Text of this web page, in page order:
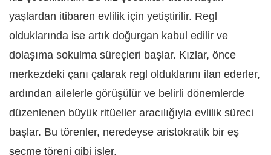
yaşlardan itibaren evlilik için yetiştirilir. Regl
olduklarında ise artık doğurgan kabul edilir ve
dolaşıma sokulma süreçleri başlar. Kızlar, önce
merkezdeki çanı çalarak regl olduklarını ilan ederler,
ardından ailelerle görüşülür ve belirli dönemlerde
düzenlenen büyük ritüeller aracılığıyla evlilik süreci
başlar. Bu törenler, neredeyse aristokratik bir eş
seçme töreni gibi işler.